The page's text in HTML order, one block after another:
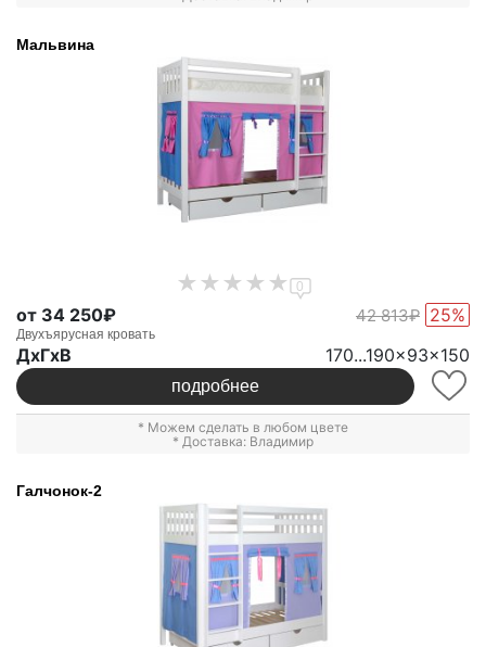
Мальвина
0
от 34 250₽ 42 813₽ 25%
Двухъярусная кровать
ДxГxВ 170...190x93x150
подробнее
* Можем сделать в любом цвете
* Доставка: Владимир
Галчонок-2